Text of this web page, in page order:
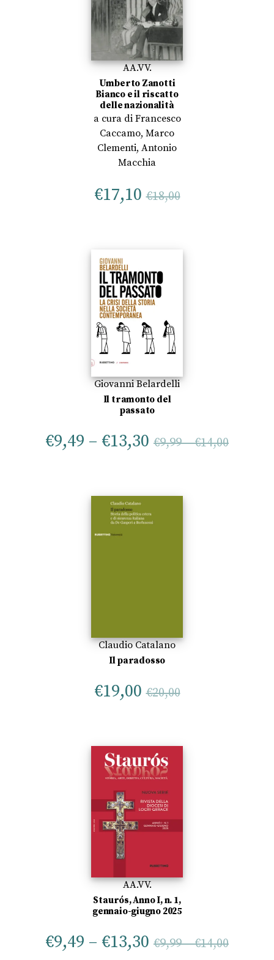
AA.VV.
Umberto Zanotti
Bianco e il riscatto
delle nazionalità
a cura di Francesco
Caccamo, Marco
Clementi, Antonio
Macchia
€17,10 €18,00
Giovanni Belardelli
Il tramonto del
passato
€9,49 – €13,30 €9,99–€14,00
Claudio Catalano
Il paradosso
€19,00 €20,00
AA.VV.
Staurós, Anno I, n. 1,
gennaio-giugno 2025
€9,49 – €13,30 €9,99–€14,00